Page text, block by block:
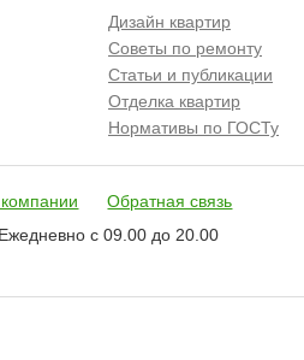
Дизайн квартир
Советы по ремонту
Статьи и публикации
Отделка квартир
Нормативы по ГОСТу
Обратная связь
Ежедневно с 09.00 до 20.00